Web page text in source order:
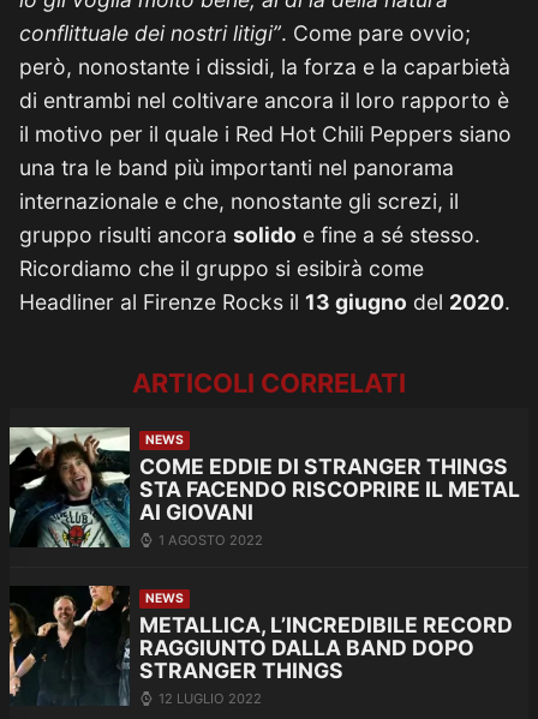
conflittuale dei nostri litigi”. Come pare ovvio;
però, nonostante i dissidi, la forza e la caparbietà
di entrambi nel coltivare ancora il loro rapporto è
il motivo per il quale i Red Hot Chili Peppers siano
una tra le band più importanti nel panorama
internazionale e che, nonostante gli screzi, il
gruppo risulti ancora solido e fine a sé stesso.
Ricordiamo che il gruppo si esibirà come
Headliner al Firenze Rocks il 13 giugno del 2020.
ARTICOLI CORRELATI
NEWS
COME EDDIE DI STRANGER THINGS
STA FACENDO RISCOPRIRE IL METAL
AI GIOVANI
1 AGOSTO 2022
NEWS
METALLICA, L’INCREDIBILE RECORD
RAGGIUNTO DALLA BAND DOPO
STRANGER THINGS
12 LUGLIO 2022